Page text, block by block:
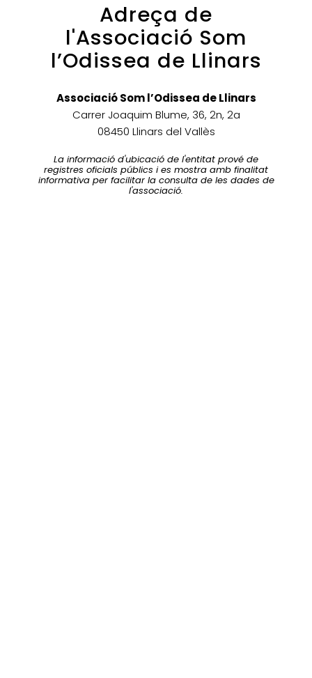
Adreça de
l'Associació Som
l’Odissea de Llinars
Associació Som l’Odissea de Llinars
Carrer Joaquim Blume, 36, 2n, 2a
08450 Llinars del Vallès
La informació d'ubicació de l'entitat prové de
registres oficials públics i es mostra amb finalitat
informativa per facilitar la consulta de les dades de
l'associació.